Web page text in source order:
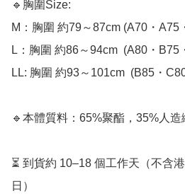
🔹胸圍Size:﻿
M：胸圍 約79～87cm (A70・A75
L：胸圍 約86～94cm  (A80・B75
LL: 胸圍 約93～101cm  (B85・
🔹本體質料：65%聚酯，35%人造
⏳ 到貨約 10–18 個工作天（不含
日）